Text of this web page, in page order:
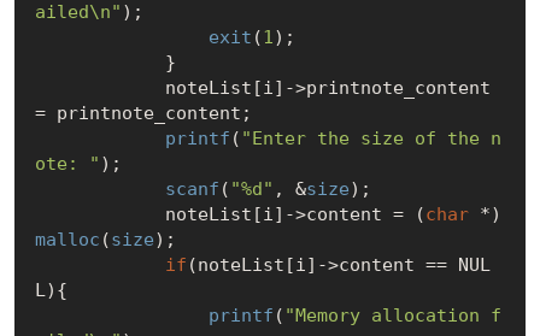
ailed\n" );
exit (1);
= printnote_content;
printf ( "Enter the size of the n
ote: " );
scanf ( "%d" , &size);
            noteList[i]->content = (
char *)
malloc (size);
if (noteList[i]->content == NUL
L){
printf ( "Memory allocation f